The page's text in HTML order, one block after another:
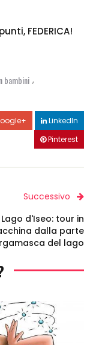
FEDERICA!
bambini ,
LinkedIn
Pinterest
Successivo
Lago d'Iseo: tour in
dalla parte
del lago